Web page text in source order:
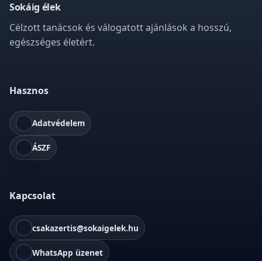
Sokáig élek
Célzott tanácsok és válogatott ajánlások a hosszú,
egészséges életért.
Hasznos
Adatvédelem
ÁSZF
Kapcsolat
csakazertis@sokaigelek.hu
WhatsApp üzenet